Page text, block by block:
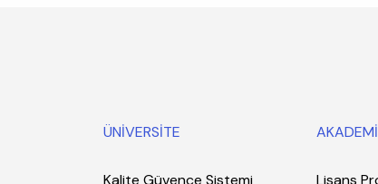
ÜNİVERSİTE
Kalite Güvence Sistemi Lisans